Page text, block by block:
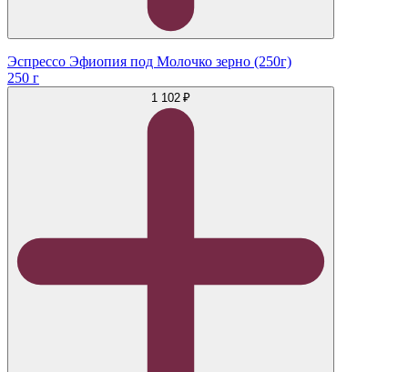
Эспрессо Эфиопия под Молочко зерно (250г)
250 г
1 102 ₽